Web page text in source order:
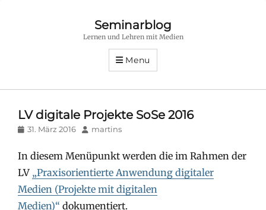
Seminarblog
Lernen und Lehren mit Medien
Menu
LV digitale Projekte SoSe 2016
Posted
31. März 2016 Author
martins
In diesem Menüpunkt werden die im Rahmen der
LV „Praxisorientierte Anwendung digitaler
Medien (Projekte mit digitalen
Medien)“ dokumentiert.